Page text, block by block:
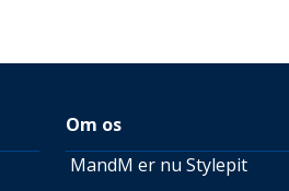
Om os
MandM er nu Stylepit